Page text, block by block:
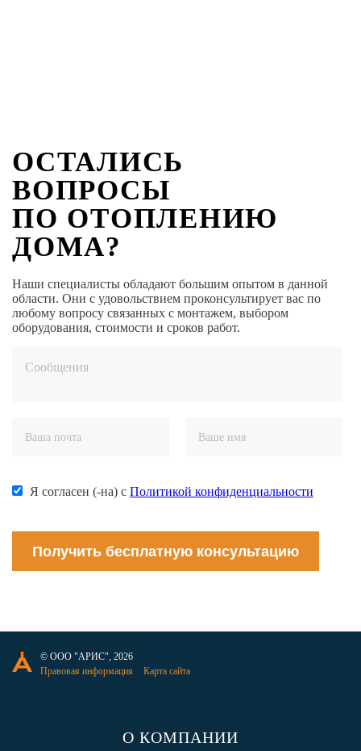
ОСТАЛИСЬ
ВОПРОСЫ
ПО ОТОПЛЕНИЮ
ДОМА?
Наши специалисты обладают большим опытом в данной
области. Они с удовольствием проконсультирует вас по
любому вопросу связанных с монтажем, выбором
оборудования, стоимости и сроков работ.
Я согласен (-на) с Политикой конфиденциальности
Получить бесплатную консультацию
© ООО "АРИС", 2026
Правовая информация
Карта сайта
О КОМПАНИИ